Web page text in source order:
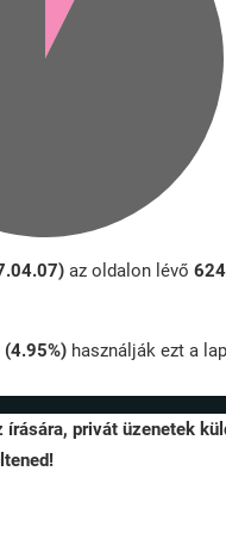
az oldalon lévő 624
(4.95%) használják ezt a
írására, privát üzenetek